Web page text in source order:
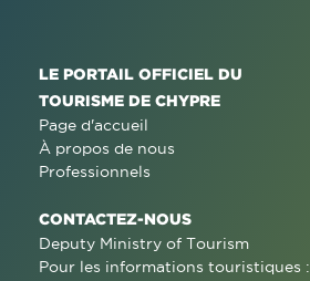
LE PORTAIL OFFICIEL DU
TOURISME DE CHYPRE
Page d'accueil
À propos de nous
Professionnels
CONTACTEZ-NOUS
Deputy Ministry of Tourism
Pour les informations touristiques :